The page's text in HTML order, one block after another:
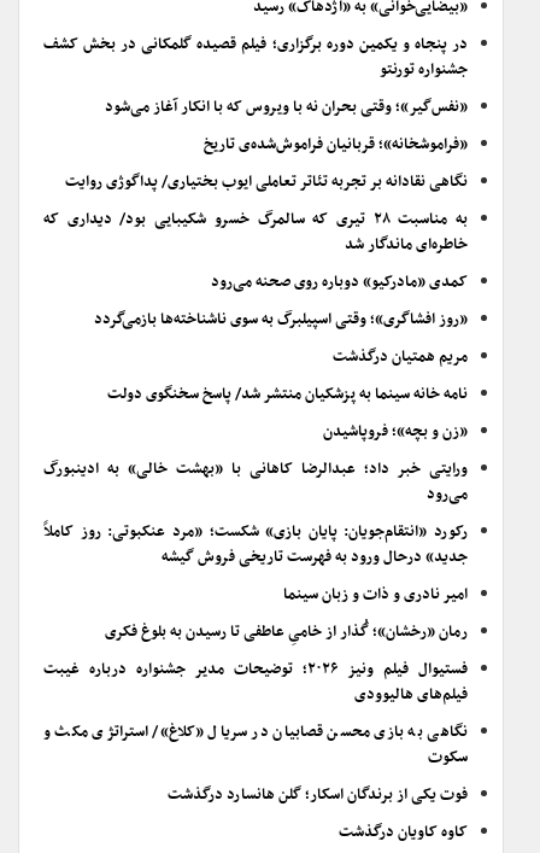
«بیضایی‌خوانی» به «اژدهاک» رسید
در پنجاه و یکمین دوره برگزاری؛ فیلم قصیده گلمکانی در بخش کشف
جشنواره تورنتو
«نفس‌گیر»؛ وقتی بحران نه با ویروس که با انکار آغاز می‌شود
«فراموشخانه»؛ قربانیان فراموش‌شده‌ی تاریخ
نگاهی نقادانه بر تجربه تئاتر تعاملی ایوب بختیاری/ پداگوژی روایت
به مناسبت ۲۸ تیری که سالمرگ خسرو شکیبایی بود/ دیداری که
خاطره‌ای ماندگار شد
کمدی «مادرکیو» دوباره روی صحنه می‌رود
«روز افشاگری»؛ وقتی اسپیلبرگ به سوی ناشناخته‌ها بازمی‌گردد
مریم همتیان درگذشت
نامه خانه سینما به پزشکیان منتشر شد/ پاسخ سخنگوی دولت
«زن و بچه»؛ فروپاشیدن
ورایتی خبر داد؛ عبدالرضا کاهانی با «بهشت خالی» به ادینبورگ
می‌رود
رکورد «انتقام‌جویان: پایان بازی» شکست؛ «مرد عنکبوتی: روز کاملاً
جدید» درحال ورود به فهرست تاریخی فروش گیشه
امیر نادری و ذات و زبان سینما
رمان «رخشان»؛ گُذار از خامیِ عاطفی تا رسیدن به بلوغ فکری
فستیوال فیلم ونیز ۲۰۲۶؛ توضیحات مدیر جشنواره درباره غیبت
فیلم‌های هالیوودی
نگاهی به بازی محسن قصابیان در سریال «کلاغ»/ استراتژی مکث و
سکوت
فوت یکی از برندگان اسکار؛ گلن هانسارد درگذشت
کاوه کاویان درگذشت